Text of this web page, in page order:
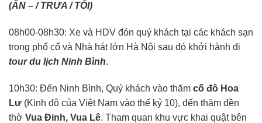
(ĂN – / TRƯA / TỐI)
08h00-08h30: Xe và HDV đón quý khách tại các khách sạn
trong phố cổ và Nhà hát lớn Hà Nội sau đó khởi hành đi
tour du lịch Ninh Bình.
10h30: Đến Ninh Bình, Quý khách vào thăm cố đô Hoa
Lư (Kinh đô của Việt Nam vào thế kỷ 10), đến thăm đền
thờ Vua Đinh, Vua Lê. Tham quan khu vực khai quật bên